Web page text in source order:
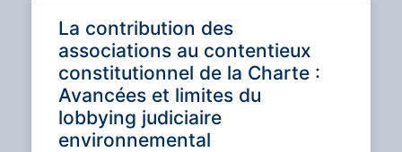
La contribution des
associations au contentieux
constitutionnel de la Charte :
Avancées et limites du
lobbying judiciaire
environnemental